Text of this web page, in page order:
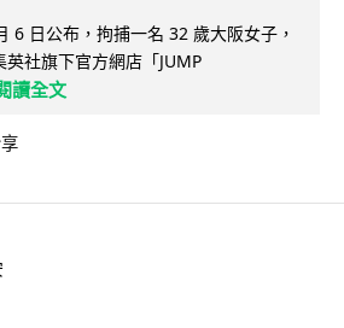
6 日公布，拘捕一名 32 歲大阪女子，
社旗下官方網店「JUMP
讀全文